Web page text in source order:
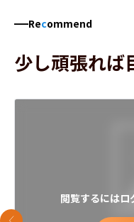
Recommend
少し頑張れば
閲覧するにはロ